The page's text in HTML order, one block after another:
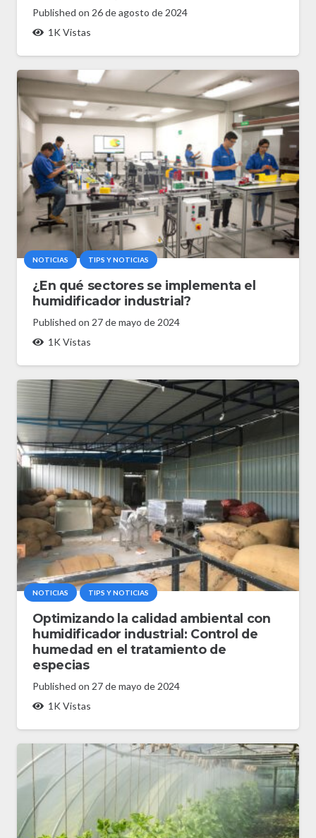
Published on 26 de agosto de 2024
1KVistas
NOTICIAS TIPS Y NOTICIAS
¿En qué sectores se implementa el
humidificador industrial?
Published on 27 de mayo de 2024
1KVistas
NOTICIAS TIPS Y NOTICIAS
Optimizando la calidad ambiental con
humidificador industrial: Control de
humedad en el tratamiento de
especias
Published on 27 de mayo de 2024
1KVistas